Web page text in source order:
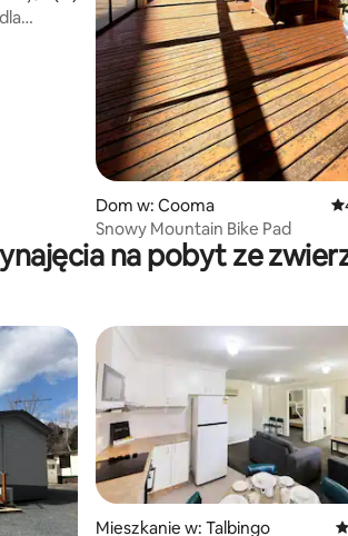
Dom w: Cooma
Snowy Mountain Bike Pad
na pobyt ze
Mieszkanie w: Talbingo